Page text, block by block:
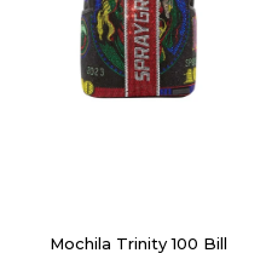
Mochila Trinity 100 Bill